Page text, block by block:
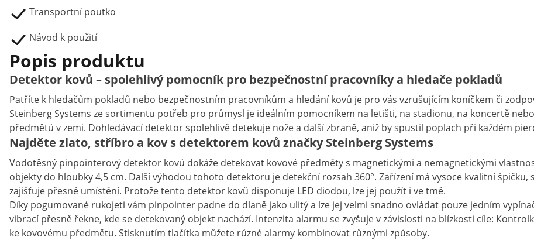
Transportní poutko
Návod k použití
Popis produktu
Detektor kovů – spolehlivý pomocník pro bezpečnostní pracovníky a hledače pokladů
Patříte k hledačům pokladů nebo bezpečnostním pracovníkům a hledání kovů je pro vás vzrušujícím koníčkem či
Steinberg Systems ze sortimentu potřeb pro průmysl je ideálním pomocníkem na letišti, na stadionu, na koncertě
předmětů v zemi. Dohledávací detektor spolehlivě detekuje nože a další zbraně, aniž by spustil poplach při každém
Najděte zlato, stříbro a kov s detektorem kovů značky Steinberg Systems
Vodotěsný pinpointerový detektor kovů dokáže detekovat kovové předměty s magnetickými a nemagnetickými
objekty do hloubky 4,5 cm. Další výhodou tohoto detektoru je detekční rozsah 360°. Zařízení má vysoce kvalitní
zajišťuje přesné umístění. Protože tento detektor kovů disponuje LED diodou, lze jej použít i ve tmě.
Díky pogumované rukojeti vám pinpointer padne do dlaně jako ulitý a lze jej velmi snadno ovládat pouze jedním
vibrací přesně řekne, kde se detekovaný objekt nachází. Intenzita alarmu se zvyšuje v závislosti na blízkosti cíle:
ke kovovému předmětu. Stisknutím tlačítka můžete různé alarmy kombinovat různými způsoby.